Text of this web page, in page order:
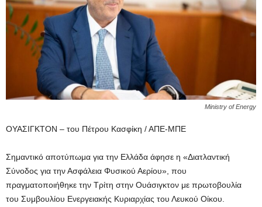
Ministry of Energy
ΟΥΑΣΙΓΚΤΟΝ – του Πέτρου Κασφίκη / ΑΠΕ-ΜΠΕ
Σημαντικό αποτύπωμα για την Ελλάδα άφησε η «Διατλαντική
Σύνοδος για την Ασφάλεια Φυσικού Αερίου», που
πραγματοποιήθηκε την Τρίτη στην Ουάσιγκτον με πρωτοβουλία
του Συμβουλίου Ενεργειακής Κυριαρχίας του Λευκού Οίκου.